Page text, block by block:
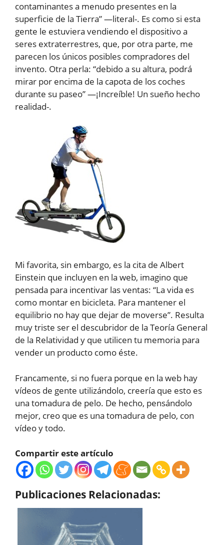
contaminantes a menudo presentes en la
superficie de la Tierra” —literal-. Es como si esta
gente le estuviera vendiendo el dispositivo a
seres extraterrestres, que, por otra parte, me
parecen los únicos posibles compradores del
invento. Otra perla: “debido a su altura, podrá
mirar por encima de la capota de los coches
durante su paseo” —¡Increíble! Un sueño hecho
realidad-.
Mi favorita, sin embargo, es la cita de Albert
Einstein que incluyen en la web, imagino que
pensada para incentivar las ventas: “La vida es
como montar en bicicleta. Para mantener el
equilibrio no hay que dejar de moverse”. Resulta
muy triste ser el descubridor de la Teoría General
de la Relatividad y que utilicen tu memoria para
vender un producto como éste.
Francamente, si no fuera porque en la web hay
vídeos de gente utilizándolo, creería que esto es
una tomadura de pelo. De hecho, pensándolo
mejor, creo que es una tomadura de pelo, con
vídeo y todo.
Compartir este artículo
Publicaciones Relacionadas: